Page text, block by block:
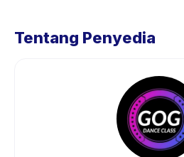
Tentang Penyedia